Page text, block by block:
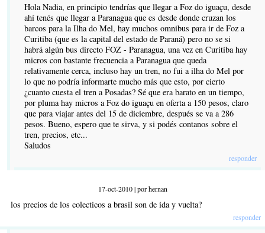
Hola Nadia, en principio tendrías que llegar a Foz do iguaçu, desde
ahí tenés que llegar a Paranagua que es desde donde cruzan los
barcos para la Ilha do Mel, hay muchos omnibus para ir de Foz a
Curitiba (que es la capital del estado de Paraná) pero no se si
habrá algún bus directo FOZ - Paranagua, una vez en Curitiba hay
micros con bastante frecuencia a Paranagua que queda
relativamente cerca, incluso hay un tren, no fui a ilha do Mel por
lo que no podría informarte mucho más que esto, por cierto
¿cuanto cuesta el tren a Posadas? Sé que era barato en un tiempo,
por pluma hay micros a Foz do iguaçu en oferta a 150 pesos, claro
que para viajar antes del 15 de diciembre, después se va a 286
pesos. Bueno, espero que te sirva, y si podés contanos sobre el
tren, precios, etc...
Saludos
responder
17-oct-2010 | por hernan
los precios de los colecticos a brasil son de ida y vuelta?
responder